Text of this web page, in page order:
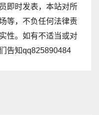
即时发表，本站对所
等，不负任何法律责
性。如有不适当或对
告知qq825890484